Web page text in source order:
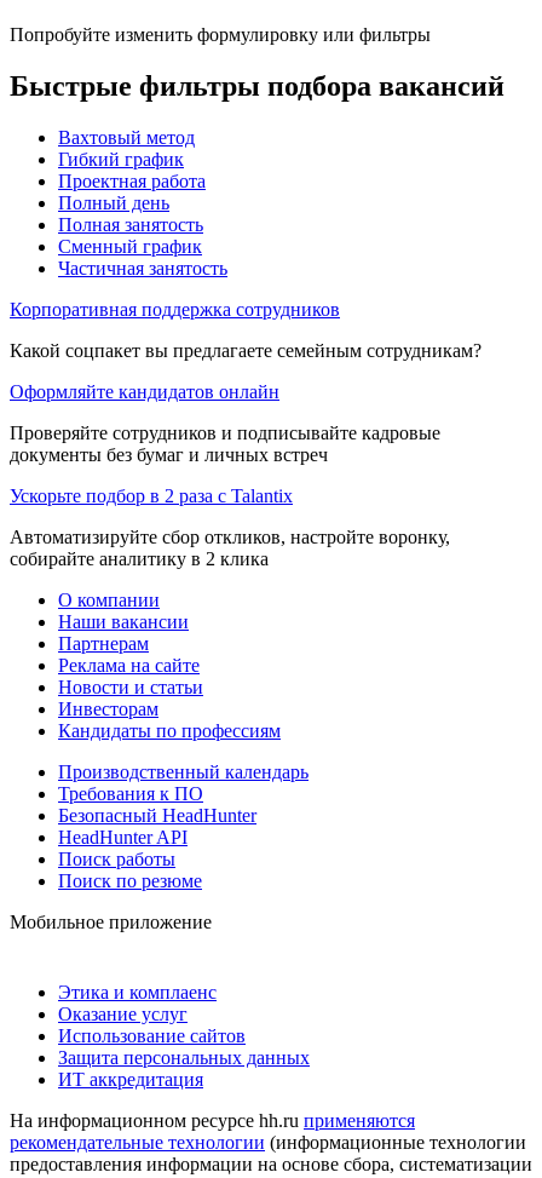
Попробуйте изменить формулировку или фильтры
Быстрые фильтры подбора вакансий
Вахтовый метод
Гибкий график
Проектная работа
Полный день
Полная занятость
Сменный график
Частичная занятость
Корпоративная поддержка сотрудников
Какой соцпакет вы предлагаете семейным сотрудникам?
Оформляйте кандидатов онлайн
Проверяйте сотрудников и подписывайте кадровые
документы без бумаг и личных встреч
Ускорьте подбор в 2 раза с Talantix
Автоматизируйте сбор откликов, настройте воронку,
собирайте аналитику в 2 клика
О компании
Наши вакансии
Партнерам
Реклама на сайте
Новости и статьи
Инвесторам
Кандидаты по профессиям
Производственный календарь
Требования к ПО
Безопасный HeadHunter
HeadHunter API
Поиск работы
Поиск по резюме
Мобильное приложение
Этика и комплаенс
Оказание услуг
Использование сайтов
Защита персональных данных
ИТ аккредитация
На информационном ресурсе hh.ru применяются
рекомендательные технологии (информационные технологии
предоставления информации на основе сбора, систематизации